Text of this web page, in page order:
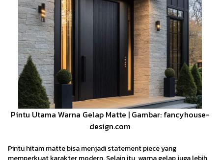
Pintu Utama Warna Gelap Matte | Gambar: fancyhouse-
design.com
Pintu hitam matte bisa menjadi statement piece yang